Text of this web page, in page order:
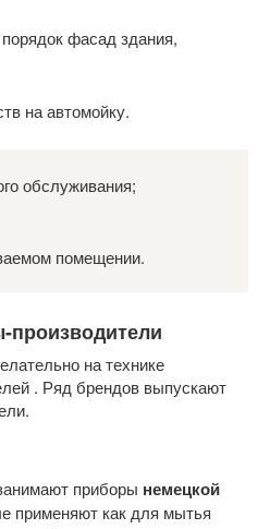
фасад здания,
на автомойку.
обслуживания;
помещении.
на технике
. Ряд брендов выпускают
приборы немецкой
применяют как для мытья